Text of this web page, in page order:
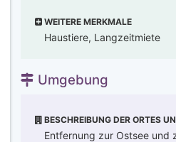
WEITERE MERKMALE
Haustiere, Langzeitmiete
Umgebung
BESCHREIBUNG DER ORTES
Entfernung zur Ostsee und